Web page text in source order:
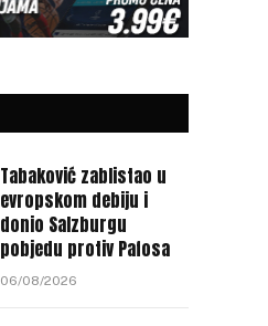
Tabaković zablistao u
evropskom debiju i
donio Salzburgu
pobjedu protiv Pafosa
06/08/2026